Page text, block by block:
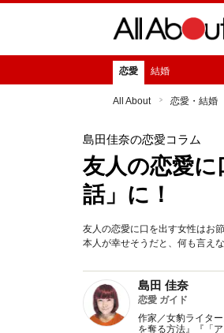
恋愛 結婚
All About 恋愛・結婚
島田佳奈の恋愛コラム
友人の恋愛
話」に！
友人の恋愛に口を出す女性はお
本人が幸せそうだと、何も言え
島田 佳奈
恋愛 ガイド
作家／女豹ライタ
を奪る方法』『「